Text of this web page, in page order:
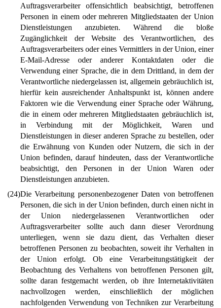
Auftragsverarbeiter offensichtlich beabsichtigt, betroffenen
Personen in einem oder mehreren Mitgliedstaaten der Union
Dienstleistungen anzubieten. Während die bloße
Zugänglichkeit der Website des Verantwortlichen, des
Auftragsverarbeiters oder eines Vermittlers in der Union, einer
E-Mail-Adresse oder anderer Kontaktdaten oder die
Verwendung einer Sprache, die in dem Drittland, in dem der
Verantwortliche niedergelassen ist, allgemein gebräuchlich ist,
hierfür kein ausreichender Anhaltspunkt ist, können andere
Faktoren wie die Verwendung einer Sprache oder Währung,
die in einem oder mehreren Mitgliedstaaten gebräuchlich ist,
in Verbindung mit der Möglichkeit, Waren und
Dienstleistungen in dieser anderen Sprache zu bestellen, oder
die Erwähnung von Kunden oder Nutzern, die sich in der
Union befinden, darauf hindeuten, dass der Verantwortliche
beabsichtigt, den Personen in der Union Waren oder
Dienstleistungen anzubieten.
(24)Die Verarbeitung personenbezogener Daten von betroffenen
Personen, die sich in der Union befinden, durch einen nicht in
der Union niedergelassenen Verantwortlichen oder
Auftragsverarbeiter sollte auch dann dieser Verordnung
unterliegen, wenn sie dazu dient, das Verhalten dieser
betroffenen Personen zu beobachten, soweit ihr Verhalten in
der Union erfolgt. Ob eine Verarbeitungstätigkeit der
Beobachtung des Verhaltens von betroffenen Personen gilt,
sollte daran festgemacht werden, ob ihre Internetaktivitäten
nachvollzogen werden, einschließlich der möglichen
nachfolgenden Verwendung von Techniken zur Verarbeitung